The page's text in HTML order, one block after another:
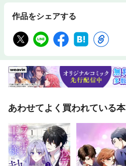
作品をシェアする
あわせてよく買われている本